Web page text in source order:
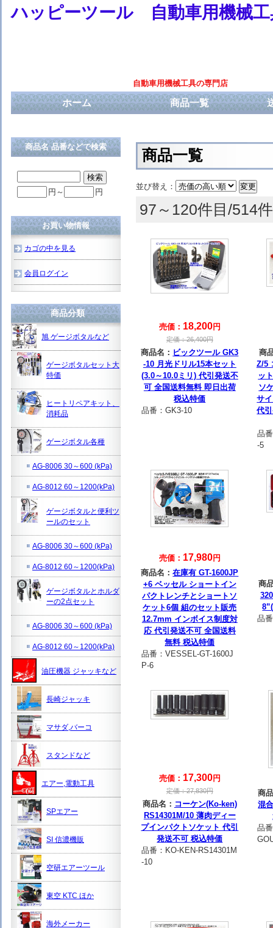
ハッピーツール 自動車用機械工
自動車用機械工具の専門店
ホーム 商品一覧
商品一覧
並び替え：
97～120件目/514件
売価： 18,200円
定価：26,400円
商品名： ビックツール GK3
-10 月光ドリル15本セット
(3.0～10.0ミリ) 代引発送不
可 全国送料無料 即日出荷
税込特価
品番： GK3-10
商
Z/5
ッ
ソ
サ
代
品
-5
売価： 17,980円
商品名：在庫有 GT-1600JP
+6 ベッセル ショートイン
パクトレンチとショートソ
ケット6個 組のセット販売
12.7mm インボイス制度対
応 代引発送不可 全国送料
無料 税込特価
品番： VESSEL-GT-1600J
P-6
商
品
売価： 17,300円
定価：27,830円
商品名： コーケン(Ko-ken)
RS14301M/10 薄肉ディー
プインパクトソケット 代引
発送不可 税込特価
品番： KO-KEN-RS14301M
-10
商
混
品
商品名 品番などで検索
円～ 円
お買い物情報
カゴの中を見る
会員ログイン
商品分類
旭 ゲージボタルなど
ゲージボタルセット大
特価
ヒートリペアキット、
消耗品
ゲージボタル各種
AG-8006 30～600 (kPa)
AG-8012 60～1200(kPa)
ゲージボタルと便利ツ
ールのセット
AG-8006 30～600 (kPa)
AG-8012 60～1200(kPa)
ゲージボタルとホルダ
ーの2点セット
AG-8006 30～600 (kPa)
AG-8012 60～1200(kPa)
油圧機器 ジャッキなど
長崎ジャッキ
マサダ,バーコ
スタンドなど
エアー,電動工具
SPエアー
SI 信濃機販
空研エアーツール
東空 KTC ほか
海外メーカー